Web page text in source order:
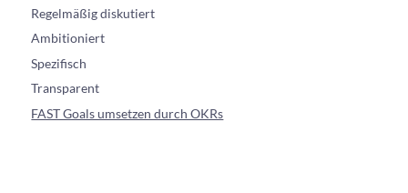
Regelmäßig diskutiert
Ambitioniert
Spezifisch
Transparent
FAST Goals umsetzen durch OKRs